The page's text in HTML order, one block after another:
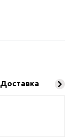
Доставка